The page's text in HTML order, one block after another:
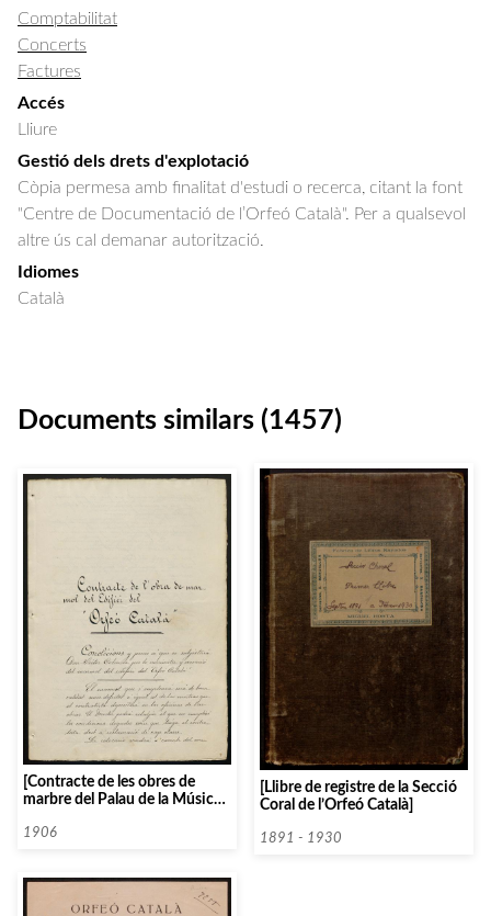
Comptabilitat
Concerts
Factures
Accés
Lliure
Gestió dels drets d'explotació
Còpia permesa amb finalitat d'estudi o recerca, citant la font
"Centre de Documentació de l’Orfeó Català". Per a qualsevol
altre ús cal demanar autorització.
Idiomes
Català
Documents similars (1457)
[Contracte de les obres de
marbre del Palau de la Música
Colomer]
1906
[Llibre de registre de la Secció
Coral de l’Orfeó Català]
1891 - 1930